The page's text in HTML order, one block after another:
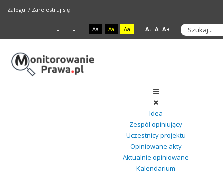
Zaloguj / Zarejestruj się
Aa Aa Aa A- A A+
Idea
Zespół opiniujący
Uczestnicy projektu
Opiniowane akty
Aktualnie opiniowane
Kalendarium